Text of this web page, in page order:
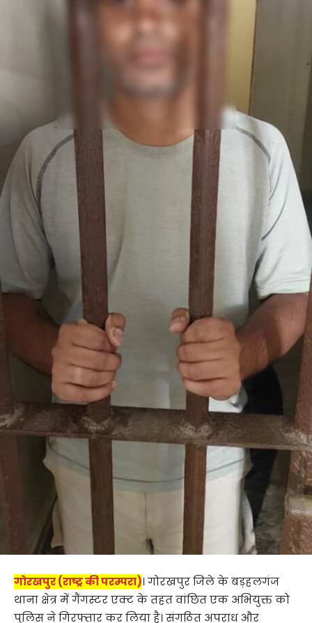
गोरखपुर (राष्ट्र की परम्परा)। गोरखपुर जिले के बड़हलगंज
थाना क्षेत्र में गैंगस्टर एक्ट के तहत वांछित एक अभियुक्त को
पुलिस ने गिरफ्तार कर लिया है। संगठित अपराध और